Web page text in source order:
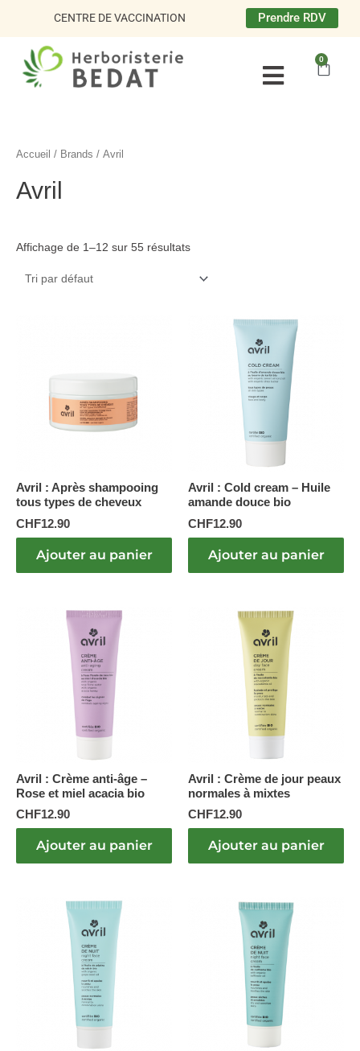
CENTRE DE VACCINATION Prendre RDV
0
Accueil / Brands / Avril
Avril
Affichage de 1–12 sur 55 résultats
Avril : Après shampooing
tous types de cheveux
CHF12.90
Ajouter au panier
Avril : Cold cream – Huile
amande douce bio
CHF12.90
Ajouter au panier
Avril : Crème anti-âge –
Rose et miel acacia bio
CHF12.90
Ajouter au panier
Avril : Crème de jour peaux
normales à mixtes
CHF12.90
Ajouter au panier